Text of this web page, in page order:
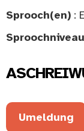
Sprooch(en) :
Sproochniveau
Umeldung